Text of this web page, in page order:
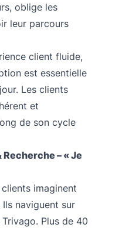
oblige les
leur parcours
client fluide,
est essentielle
Les clients
et
de son cycle
Recherche – « Je
imaginent
naviguent sur
Plus de 40